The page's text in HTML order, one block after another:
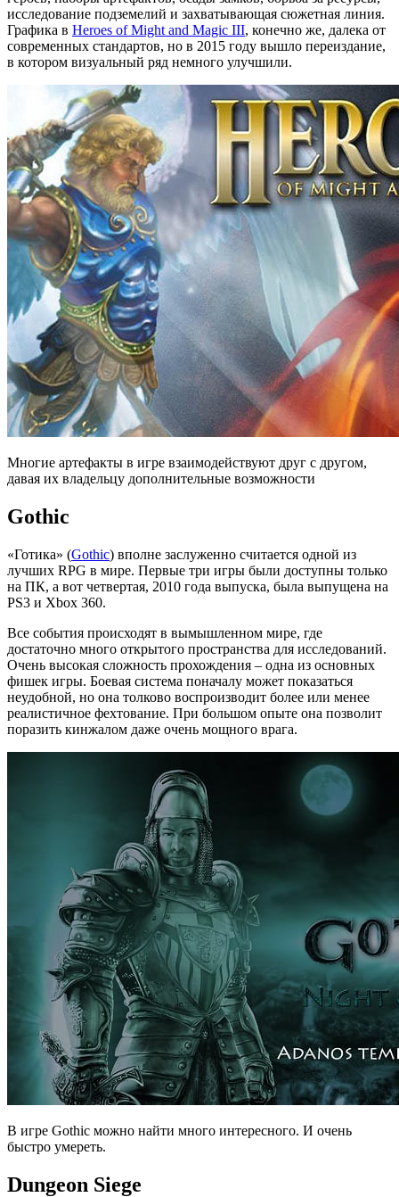
исследование подземелий и захватывающая сюжетная линия.
Графика в Heroes of Might and Magic III, конечно же, далека от
современных стандартов, но в 2015 году вышло переиздание,
в котором визуальный ряд немного улучшили.
Многие артефакты в игре взаимодействуют друг с другом,
давая их владельцу дополнительные возможности
Gothic
«Готика» (Gothic) вполне заслуженно считается одной из
лучших RPG в мире. Первые три игры были доступны только
на ПК, а вот четвертая, 2010 года выпуска, была выпущена на
PS3 и Xbox 360.
Все события происходят в вымышленном мире, где
достаточно много открытого пространства для исследований.
Очень высокая сложность прохождения – одна из основных
фишек игры. Боевая система поначалу может показаться
неудобной, но она толково воспроизводит более или менее
реалистичное фехтование. При большом опыте она позволит
поразить кинжалом даже очень мощного врага.
В игре Gothic можно найти много интересного. И очень
быстро умереть.
Dungeon Siege